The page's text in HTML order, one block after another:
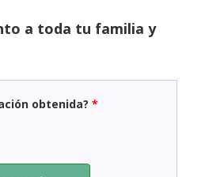
a toda tu familia y
obtenida? *